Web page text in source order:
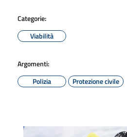
Categorie:
Viabilità
Argomenti:
Polizia
Protezione civile